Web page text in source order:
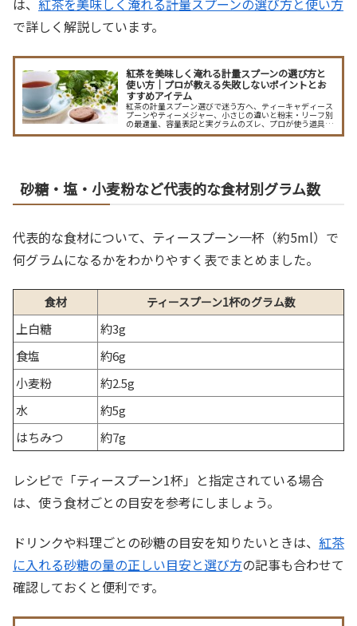
は、 紅茶を美味しく淹れる計量スプーンの選び方と使い方
で詳しく解説しています。
紅茶を美味しく淹れる計量スプーンの選び方と
使い方｜プロが教える失敗しないポイントとお
すすめアイテム
紅茶の計量スプーン選びで迷う方へ、ティーキャディース
プーンやティーメジャー、小さじの違いと粉末・リーフ別
の最適量、容量表記と実グラムのズレ、プロが使う道具や
手入れ法、毎回安定した味にする計量のコツまで詳しく解
砂糖・塩・小麦粉など代表的な食材別グラム数
代表的な食材について、ティースプーン一杯（約5ml）で
何グラムになるかをわかりやすく表でまとめました。
食材 ティースプーン1杯のグラム数
上白糖
約3g
食塩
約6g
小麦粉
約2.5g
水
約5g
はちみつ
約7g
レシピで「ティースプーン1杯」と指定されている場合
は、使う食材ごとの目安を参考にしましょう。
ドリンクや料理ごとの砂糖の目安を知りたいときは、 紅茶
に入れる砂糖の量の正しい目安と選び方の記事も合わせて
確認しておくと便利です。